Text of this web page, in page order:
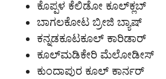
ಕೊಪ್ಪಳ ಕೆಲಿಡೋ ಕೂಲ್‌ಕ್ಲಬ್
ಬಾಗಲಕೋಟ ಬ್ರೀಜಿ ಬ್ಯಾಷ್
ಕನ್ನಡಕೂಟಕೂಲ್ ಕಾರಿಡಾರ್
ಕೂಲ್‌ಮಡಿಕೇರಿ ಮೆಲೋಡೀಸ್
ಕುಂದಾಪುರ ಕೂಲ್ ಕಾರ್ನರ್